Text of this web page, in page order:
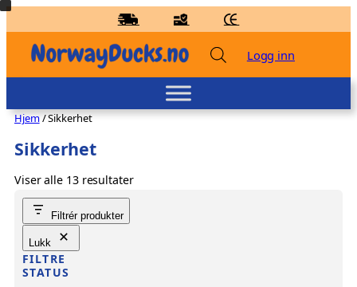
Badeand Gamer – Kvakky Duck
kr159,00
Hopp
til
innhold
Logg inn
Hjem/ Sikkerhet
Sikkerhet
Viser alle 13 resultater
Filtrér produkter
Lukk
FILTRE
STATUS